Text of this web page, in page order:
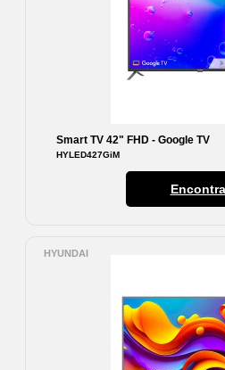
Smart TV 42" FHD - Google TV
HYLED427GiM
HYUNDAI